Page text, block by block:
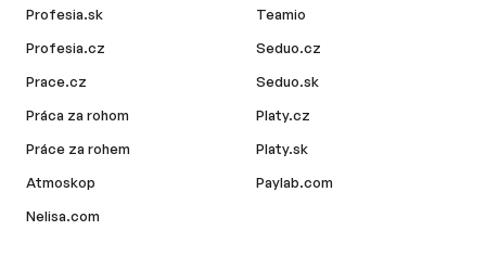
Profesia.sk
Profesia.cz
Prace.cz
Práca za rohom
Práce za rohem
Atmoskop
Nelisa.com
Teamio
Seduo.cz
Seduo.sk
Platy.cz
Platy.sk
Paylab.com